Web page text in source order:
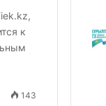
к
143